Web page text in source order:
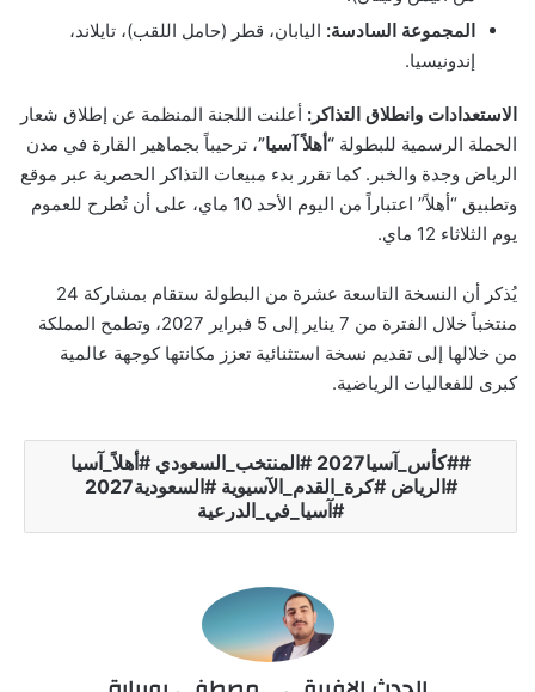
المجموعة السادسة: اليابان، قطر (حامل اللقب)، تايلاند،
إندونيسيا.
الاستعدادات وانطلاق التذاكر: أعلنت اللجنة المنظمة عن إطلاق شعار
الحملة الرسمية للبطولة “أهلاً آسيا”، ترحيباً بجماهير القارة في مدن
الرياض وجدة والخبر. كما تقرر بدء مبيعات التذاكر الحصرية عبر موقع
وتطبيق “أهلاً” اعتباراً من اليوم الأحد 10 ماي، على أن تُطرح للعموم
يوم الثلاثاء 12 ماي.
يُذكر أن النسخة التاسعة عشرة من البطولة ستقام بمشاركة 24
منتخباً خلال الفترة من 7 يناير إلى 5 فبراير 2027، وتطمح المملكة
من خلالها إلى تقديم نسخة استثنائية تعزز مكانتها كوجهة عالمية
كبرى للفعاليات الرياضية.
#كأس_آسيا2027 #المنتخب_السعودي #أهلاً_آسيا
#الرياض #كرة_القدم_الآسيوية #السعودية2027
#آسيا_في_الدرعية